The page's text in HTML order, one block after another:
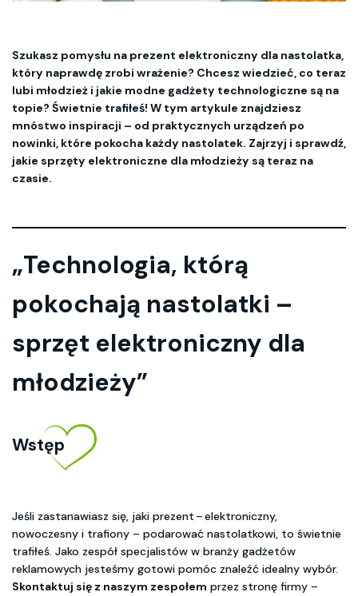
Szukasz pomysłu na prezent elektroniczny dla nastolatka,
który naprawdę zrobi wrażenie? Chcesz wiedzieć, co teraz
lubi młodzież i jakie modne gadżety technologiczne są na
topie? Świetnie trafiłeś! W tym artykule znajdziesz
mnóstwo inspiracji – od praktycznych urządzeń po
nowinki, które pokocha każdy nastolatek. Zajrzyj i sprawdź,
jakie sprzęty elektroniczne dla młodzieży są teraz na
czasie.
„Technologia, którą
pokochają nastolatki –
sprzęt elektroniczny dla
młodzieży”
Wstęp
Jeśli zastanawiasz się, jaki prezent – elektroniczny,
nowoczesny i trafiony – podarować nastolatkowi, to świetnie
trafiłeś. Jako zespół specjalistów w branży gadżetów
reklamowych jesteśmy gotowi pomóc znaleźć idealny wybór.
Skontaktuj się z naszym zespołem przez stronę firmy –